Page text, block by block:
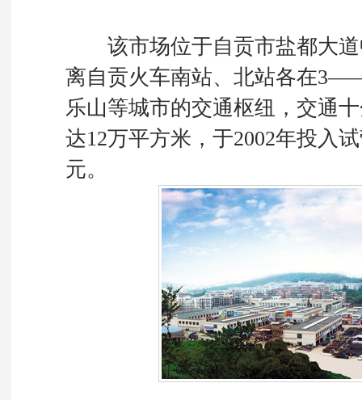
该市场位于自贡市盐都大道
离自贡火车南站、北站各在
乐山等城市的交通枢纽，交通
达12万平方米，于2002年投入
元。